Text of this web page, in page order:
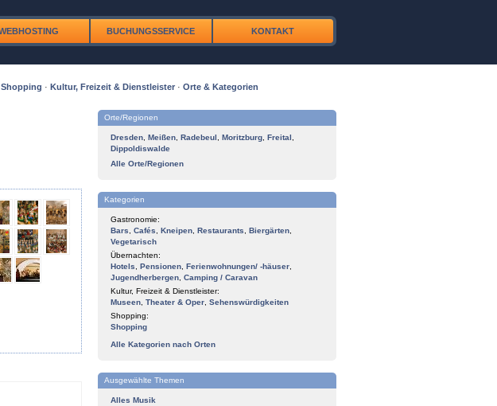
BUCHUNGSSERVICE KONTAKT
Shopping · Kultur, Freizeit & Dienstleister · Orte & Kategorien
Orte/Regionen
Dresden Meißen Radebeul Moritzburg Freital
Dippoldiswalde
Alle Orte/Regionen
Kategorien
Gastronomie:
Bars
Cafés Kneipen Restaurants Biergärten
Vegetarisch
Übernachten:
Hotels
Pensionen Ferienwohnungen/ -häuser
Jugendherbergen Camping / Caravan
Kultur, Freizeit & Dienstleister:
Museen Theater & Oper Sehenswürdigkeiten
Shopping:
Shopping
Alle Kategorien nach Orten
Ausgewählte Themen
Alles Musik